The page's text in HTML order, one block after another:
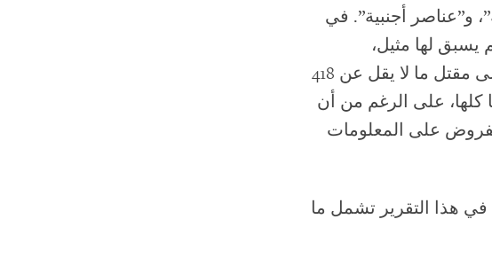
و”عناصر أجنبية”. في
لها مثيل،
واستمرت في القتل، مما أدى، حتى كتابة هذه السطور، إلى مقتل ما لا يقل عن 418
وأكثر من 887 عبر سوريا كلها، على الرغم من أن
على المعلومات
هذا التقرير تشمل ما